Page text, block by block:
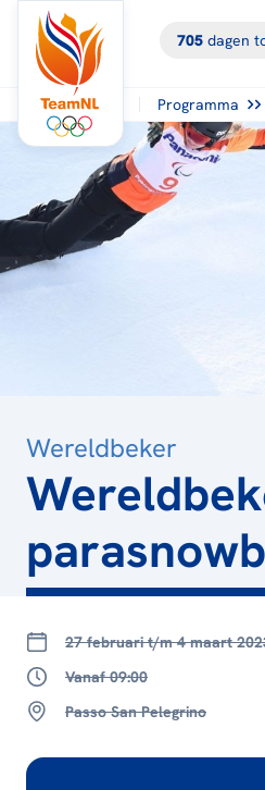
705dagen
Programma
Wereldbeker
27 februari t/m 4 maart
Vanaf 09:00
Passo San Pelegrino
TERUG NAAR
OVERZICHT